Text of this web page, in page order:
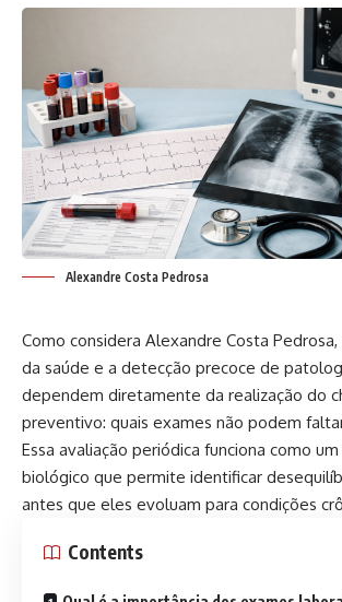
Alexandre Costa Pedrosa
Como considera Alexandre Costa
da saúde e a detecção precoce de
dependem diretamente da realização do
preventivo: quais exames não podem
Essa avaliação periódica funciona como
biológico que permite identificar
antes que eles evoluam para condições
Contents